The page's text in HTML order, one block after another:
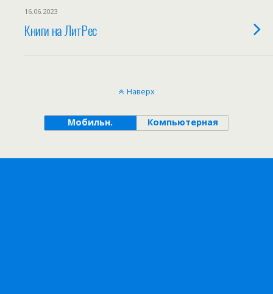
16.06.2023
Книги на ЛитРес
Наверх
Мобильн. Компьютерная